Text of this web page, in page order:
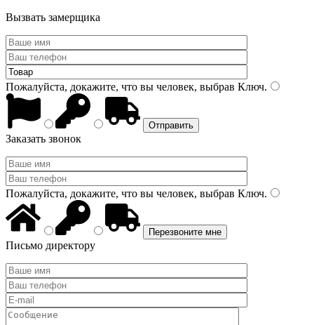
Вызвать замерщика
Пожалуйста, докажите, что вы человек, выбрав Ключ.
Заказать звонок
Пожалуйста, докажите, что вы человек, выбрав Ключ.
Письмо директору